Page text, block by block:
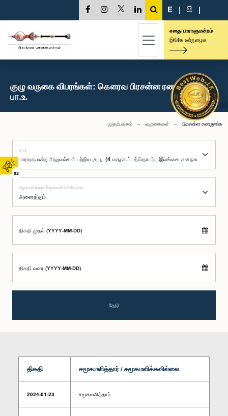
02
E | සි |
எனது பாராளுமன்றம்
இங்கே உள்நுழைக
குழு வருகை விபரங்கள்: கௌரவ பிரசன்ன ரணதுங்க,
பா.உ.
முதற்பக்கம் வருகைகள் பிரசன்ன ரணதுங்க
குழு
சமூகமளித்தார்/சமூகமளிக்கவில்லை
திகதி முதல் (YYYY-MM-DD)
திகதி வரை (YYYY-MM-DD)
தேடு
திகதி சமூகமளித்தார் / சமூகமளிக்கவில்லை
2024-01-23 சமூகமளித்தார்